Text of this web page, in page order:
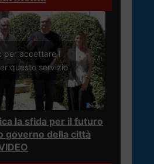
per accettare i
questo servizio
la sfida per il futuro
governo della città